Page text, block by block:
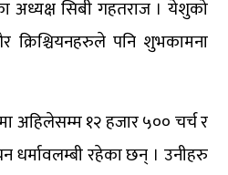
अध्यक्ष सिबी गहतराज । येशुको
क्रिश्चियनहरुले पनि शुभकामना
अहिलेसम्म १२ हजार ५०० चर्च र
धर्मावलम्बी रहेका छन् । उनीहरु